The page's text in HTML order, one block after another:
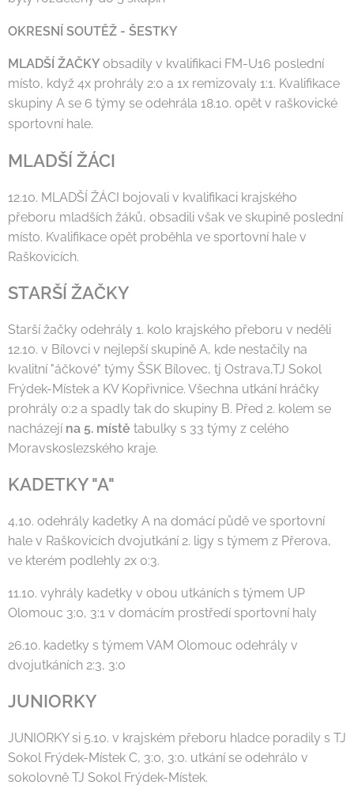
OKRESNÍ SOUTĚŽ - ŠESTKY
MLADŠÍ ŽAČKY obsadily v kvalifikaci FM-U16 poslední
místo, když 4x prohrály 2:0 a 1x remizovaly 1:1. Kvalifikace
skupiny A se 6 týmy se odehrála 18.10. opět v raškovické
sportovní hale.
MLADŠÍ ŽÁCI
12.10. MLADŠÍ ŽÁCI bojovali v kvalifikaci krajského
přeboru mladších žáků, obsadili však ve skupině poslední
místo. Kvalifikace opět proběhla ve sportovní hale v
Raškovicích.
STARŠÍ ŽAČKY
Starší žačky odehrály 1. kolo krajského přeboru v neděli
12.10. v Bílovci v nejlepší skupině A, kde nestačily na
kvalitní "áčkové" týmy ŠSK Bílovec, tj Ostrava,TJ Sokol
Frýdek-Místek a KV Kopřivnice. Všechna utkání hráčky
prohrály 0:2 a spadly tak do skupiny B. Před 2. kolem se
nacházejí na 5. místě tabulky s 33 týmy z celého
Moravskoslezského kraje.
KADETKY "A"
4,10. odehrály kadetky A na domácí půdě ve sportovní
hale v Raškovicích dvojutkání 2. ligy s týmem z Přerova,
ve kterém podlehly 2x 0:3.
11.10. vyhrály kadetky v obou utkáních s týmem UP
Olomouc 3:0, 3:1 v domácím prostředí sportovní haly
26.10. kadetky s týmem VAM Olomouc odehrály v
dvojutkáních 2:3, 3:0
JUNIORKY
JUNIORKY si 5.10. v krajském přeboru hladce poradily s TJ
Sokol Frýdek-Místek C, 3:0, 3:0. utkání se odehrálo v
sokolovně TJ Sokol Frýdek-Místek.